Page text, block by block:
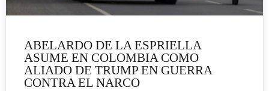
ABELARDO DE LA ESPRIELLA
ASUME EN COLOMBIA COMO
ALIADO DE TRUMP EN GUERRA
CONTRA EL NARCO